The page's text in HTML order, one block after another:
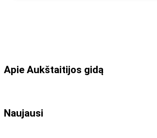
Apie Aukštaitijos gidą
Naujausi